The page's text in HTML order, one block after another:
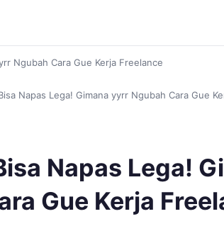
Ngubah Cara Gue Kerja Freelance
Napas Lega! Gimana yyrr Ngubah Cara Gue
Napas Lega!
Gue Kerja